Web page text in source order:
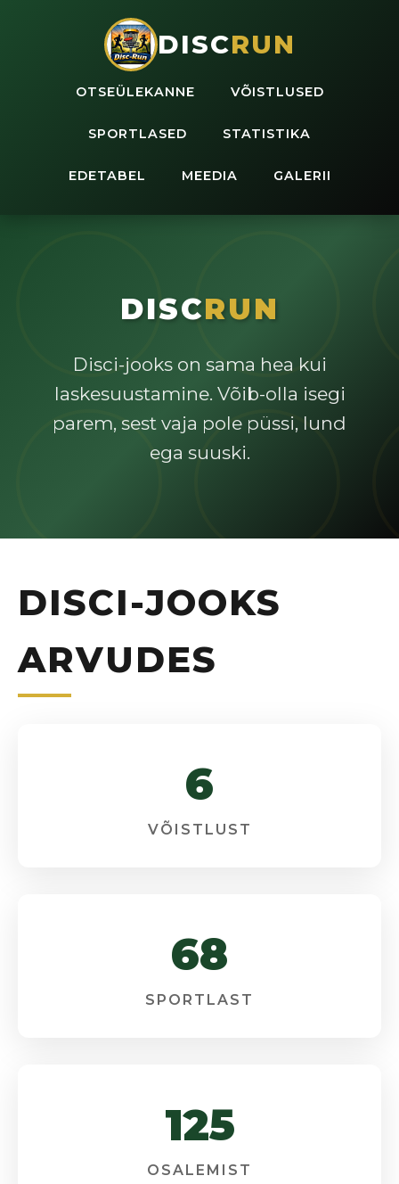
DISCRUN
OTSEÜLEKANNE VÕISTLUSED
SPORTLASED STATISTIKA
EDETABEL MEEDIA GALERII
DISCRUN
Disci-jooks on sama hea kui
laskesuustamine. Võib-olla isegi
parem, sest vaja pole püssi, lund
ega suuski.
DISCI-JOOKS
ARVUDES
6
VÕISTLUST
68
SPORTLAST
125
OSALEMIST